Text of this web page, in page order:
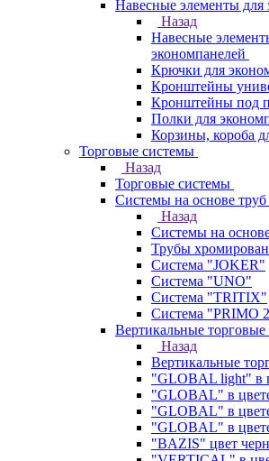
Навесные элементы для
Назад
Навесные
экономпанелей
Крючки для
Кронштейны
Кронштейны под
Полки для
Корзины, короба
Торговые системы
Назад
Торговые системы
Системы на основе труб
Назад
Системы на
Трубы
Система "JOKER"
Система "UNO"
Система "TRITIX"
Система "PRIMO
Вертикальные
Назад
Вертикальные
"GLOBAL light" в
"GLOBAL" в
"GLOBAL" в
"GLOBAL" в
"BAZIS" цвет